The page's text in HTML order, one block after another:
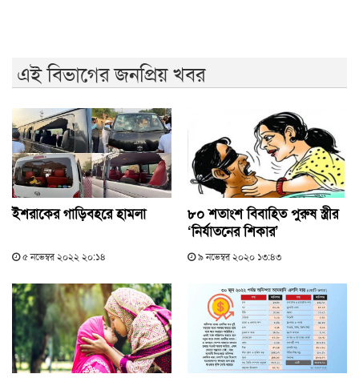
এই বিভাগের জনপ্রিয় খবর
ইশরাকের গাড়িবহরে হামলা
৫ নভেম্বর ২০২২ ২০:১৪
৮০ শতাংশ বিবাহিত পুরুষ স্ত্রীর
‘নির্যাতনের শিকার’
৯ নভেম্বর ২০২০ ১৩:৪৩